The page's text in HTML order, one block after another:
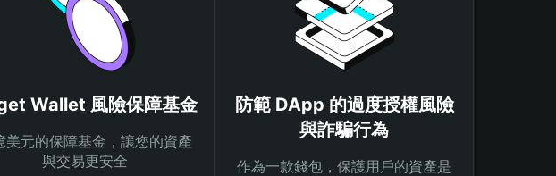
Wallet 風險保障基金
美元的保障基金，讓您的資產
與交易更安全
防範 DApp 的過度授權風險
與詐騙行為
作為一款錢包，保護用戶的資產是